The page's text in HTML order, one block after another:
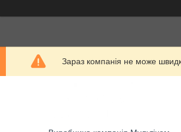
Зараз компанія не може